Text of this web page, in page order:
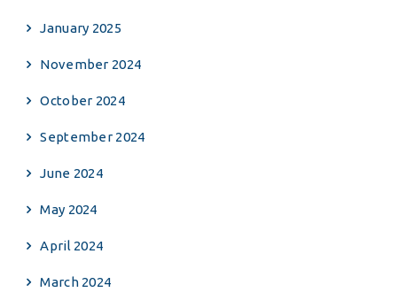
January 2025
November 2024
October 2024
September 2024
June 2024
May 2024
April 2024
March 2024